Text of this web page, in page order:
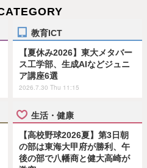
教育ICT
【夏休み2026】東大メタバー
ス工学部、生成AIなどジュニ
ア講座6選
2026.7.30 Thu 11:15
生活・健康
【高校野球2026夏】第3日朝
の部は東海大甲府が勝利、午
後の部で八幡商と健大高崎が